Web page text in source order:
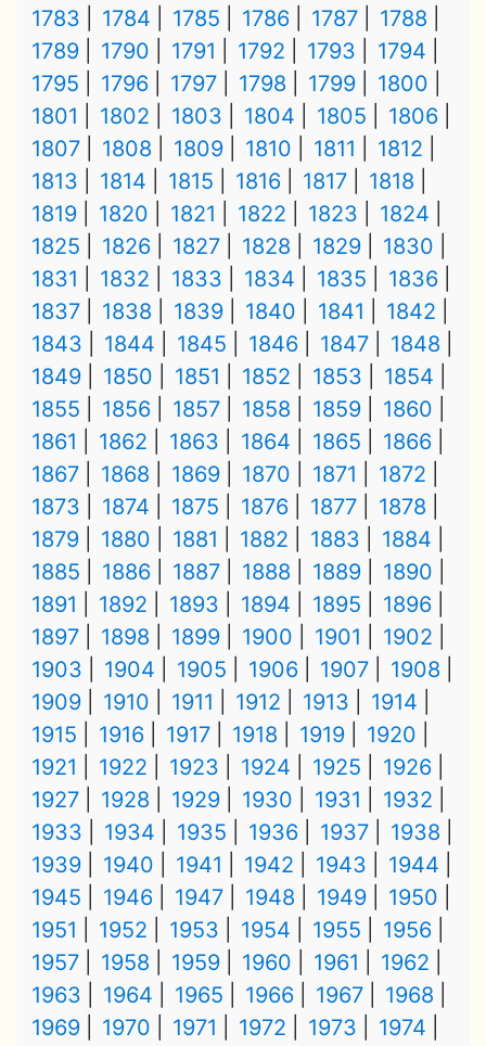
1783
1784 1785 1786 1787
1788
1789
1790 1791 1792 1793
1794
1795
1796 1797 1798 1799
1800
1801
1802 1803 1804 1805
1806
1807
1808 1809 1810 1811
1812
1813
1814 1815 1816 1817
1818
1819
1820 1821 1822 1823
1824
1825
1826 1827 1828 1829
1830
1831
1832 1833 1834 1835
1836
1837
1838 1839 1840 1841
1842
1843
1844 1845 1846 1847
1848
1849
1850 1851 1852 1853
1854
1855
1856 1857 1858 1859
1860
1861
1862 1863 1864 1865
1866
1867
1868 1869 1870 1871
1872
1873
1874 1875 1876 1877
1878
1879
1880 1881 1882 1883
1884
1885
1886 1887 1888 1889
1890
1891
1892 1893 1894 1895
1896
1897
1898 1899 1900 1901
1902
1903
1904 1905 1906 1907
1908
1909
1910 1911 1912 1913
1914
1915
1916 1917 1918 1919
1920
1921
1922 1923 1924 1925
1926
1927
1928 1929 1930 1931
1932
1933
1934 1935 1936 1937
1938
1939
1940 1941 1942 1943
1944
1945
1946 1947 1948 1949
1950
1951
1952 1953 1954 1955
1956
1957
1958 1959 1960 1961
1962
1963
1964 1965 1966 1967
1968
1969
1970 1971 1972 1973
1974